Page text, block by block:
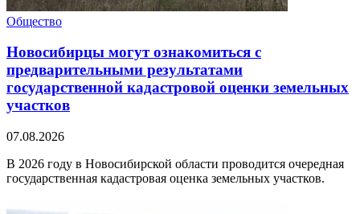
Общество
Новосибирцы могут ознакомиться с
предварительными результатами
государственной кадастровой оценки земельных
участков
07.08.2026
В 2026 году в Новосибирской области проводится очередная
государственная кадастровая оценка земельных участков.